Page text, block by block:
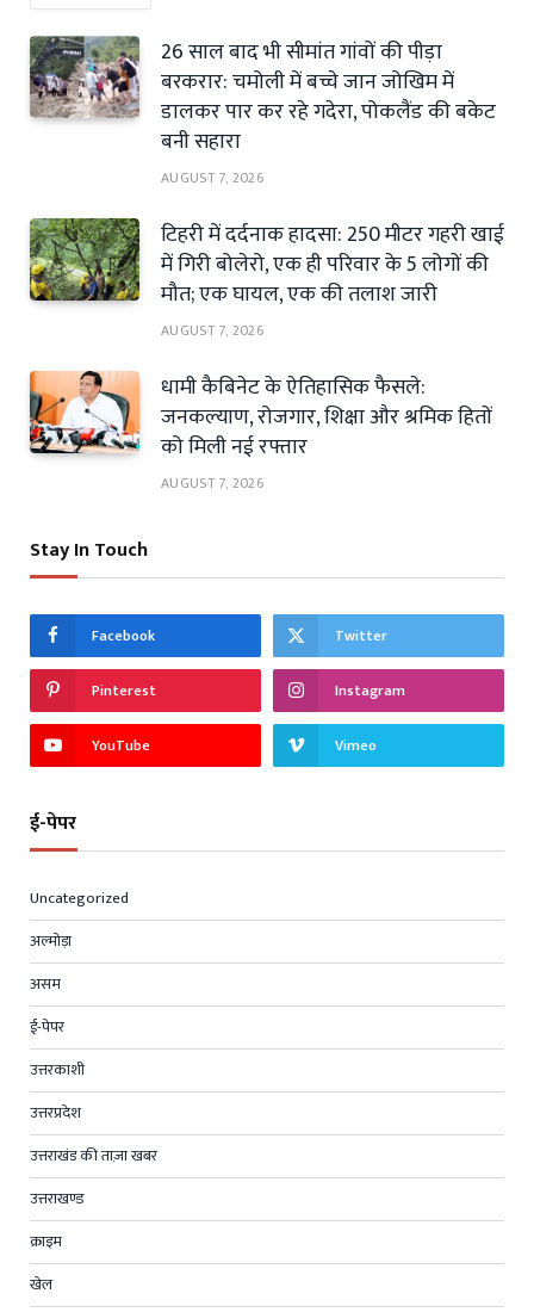
26 साल बाद भी सीमांत गांवों की पीड़ा
बरकरार: चमोली में बच्चे जान जोखिम में
डालकर पार कर रहे गदेरा, पोकलैंड की बकेट
बनी सहारा
AUGUST 7, 2026
टिहरी में दर्दनाक हादसा: 250 मीटर गहरी खाई
में गिरी बोलेरो, एक ही परिवार के 5 लोगों की
मौत; एक घायल, एक की तलाश जारी
AUGUST 7, 2026
धामी कैबिनेट के ऐतिहासिक फैसले:
जनकल्याण, रोजगार, शिक्षा और श्रमिक हितों
को मिली नई रफ्तार
AUGUST 7, 2026
Stay In Touch
Facebook Twitter
Pinterest Instagram
YouTube Vimeo
ई-पेपर
Uncategorized
अल्मोड़ा
असम
ई-पेपर
उत्तरकाशी
उत्तरप्रदेश
उत्तराखंड की ताज़ा खबर
उत्तराखण्ड
क्राइम
खेल